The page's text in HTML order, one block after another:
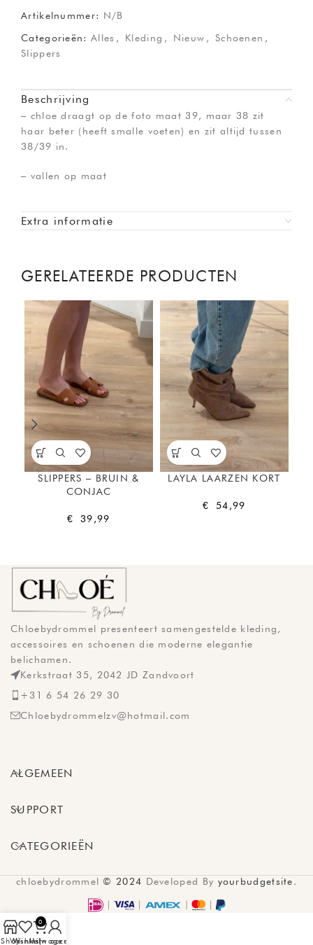
Artikelnummer: N/B
Categorieën: Alles , Kleding , Nieuw , Schoenen ,
Slippers
Beschrijving
– chloe draagt op de foto maat 39, maar 38 zit
haar beter (heeft smalle voeten) en zit altijd tussen
38/39 in.
– vallen op maat
Extra informatie
GERELATEERDE PRODUCTEN
SLIPPERS – BRUIN &
CONJAC
€ 39,99
LAYLA LAARZEN KORT
€ 54,99
Chloebydrommel presenteert samengestelde kleding,
accessoires en schoenen die moderne elegantie
belichamen.
Kerkstraat 35, 2042 JD Zandvoort
+31 6 54 26 29 30
Chloebydrommelzv@hotmail.com
ALGEMEEN
SUPPORT
CATEGORIEËN
chloebydrommel © 2024 Developed By yourbudgetsite.
ShopWishlist
0
Winkelwagen
Mijn account